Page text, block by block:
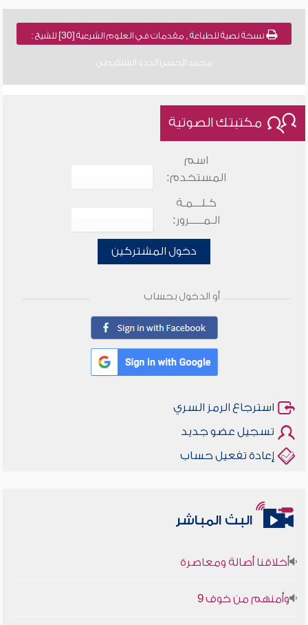
نسخة نصية للطباعة , مقدمات في العلوم الشرعية [30] للشيخ :
محمد الحسن الددو الشنقيطي
مكتبتك الصوتية
اسم
المستخدم:
كـلـــمـة
الـمـــــرور:
دخول المشتركين
أو الدخول بحساب
استرجاع الرمز السري
تسجيل عضو جديد
إعادة تفعيل حساب
البث المباشر